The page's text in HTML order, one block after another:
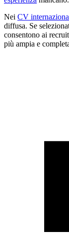
Nei CV
diffusa. Se
consentono ai
più ampia e